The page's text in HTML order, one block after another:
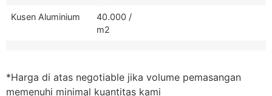
Kusen Aluminium
40.000 /
m2
*Harga di atas negotiable jika volume pemasangan
memenuhi minimal kuantitas kami